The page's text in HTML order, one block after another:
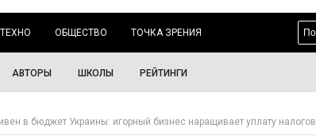
ТЕХНО ОБЩЕСТВО ТОЧКА ЗРЕНИЯ
АВТОРЫ ШКОЛЫ РЕЙТИНГИ
в бюджет Украины: игорный бизнес наращивает уплату налогов